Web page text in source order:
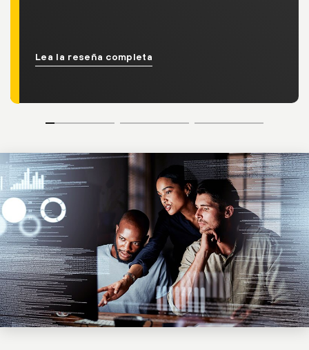
Lea la reseña completa